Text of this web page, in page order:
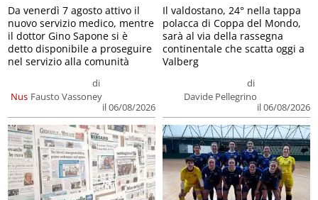
Nus
di
Fausto Vassoney
il 06/08/2026
Da venerdì 7 agosto attivo il
nuovo servizio medico, mentre
il dottor Gino Sapone si è
detto disponibile a proseguire
nel servizio alla comunità
di
Davide Pellegrino
il 06/08/2026
Il valdostano, 24° nella tappa
polacca di Coppa del Mondo,
sarà al via della rassegna
continentale che scatta oggi a
Valberg